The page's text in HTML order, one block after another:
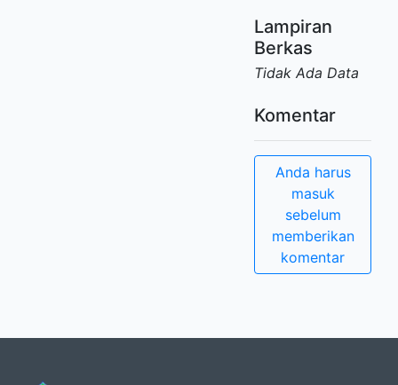
Lampiran
Berkas
Tidak Ada Data
Komentar
Anda harus
masuk
sebelum
memberikan
komentar